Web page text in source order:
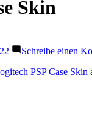
Skin
Schreibe einen
PSP Case Skin